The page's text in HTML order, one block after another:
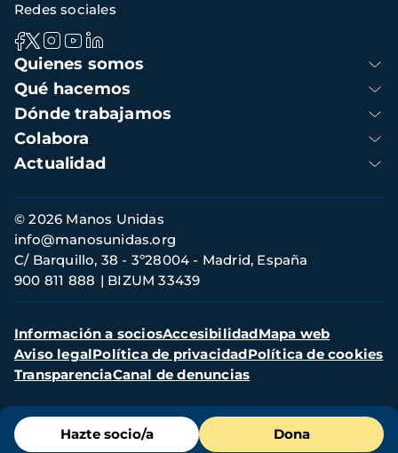
Menú
de
Hazte socio/a Dona
Navegación
principal
Quienes somos
Qué hacemos
Dónde trabajamos
Colabora
Actualidad
Redes sociales
Información
de
contacto
© 2026 Manos Unidas
C/ Barquillo, 38 - 3º28004 - Madrid, España
900 811 888
BIZUM 33439
info@manosunidas.org
Menú
secundario
Información a sociosAccesibilidadMapa web
Aviso legalPolítica de privacidadPolítica de cookies
TransparenciaCanal de denuncias